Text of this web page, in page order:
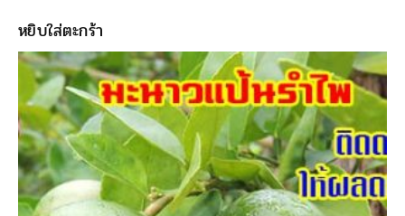
หยิบใส่ตะกร้า